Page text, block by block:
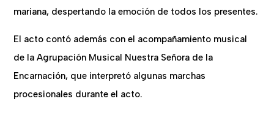
mariana, despertando la emoción de todos los presentes.
El acto contó además con el acompañamiento musical
de la Agrupación Musical Nuestra Señora de la
Encarnación, que interpretó algunas marchas
procesionales durante el acto.